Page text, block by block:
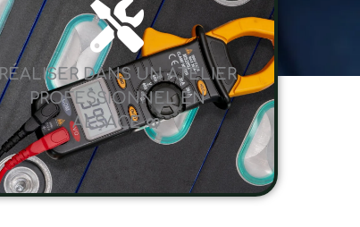
RÉALISER DANS UN ATELIER
PROFESSIONNEL EN
ALSACE 🥨